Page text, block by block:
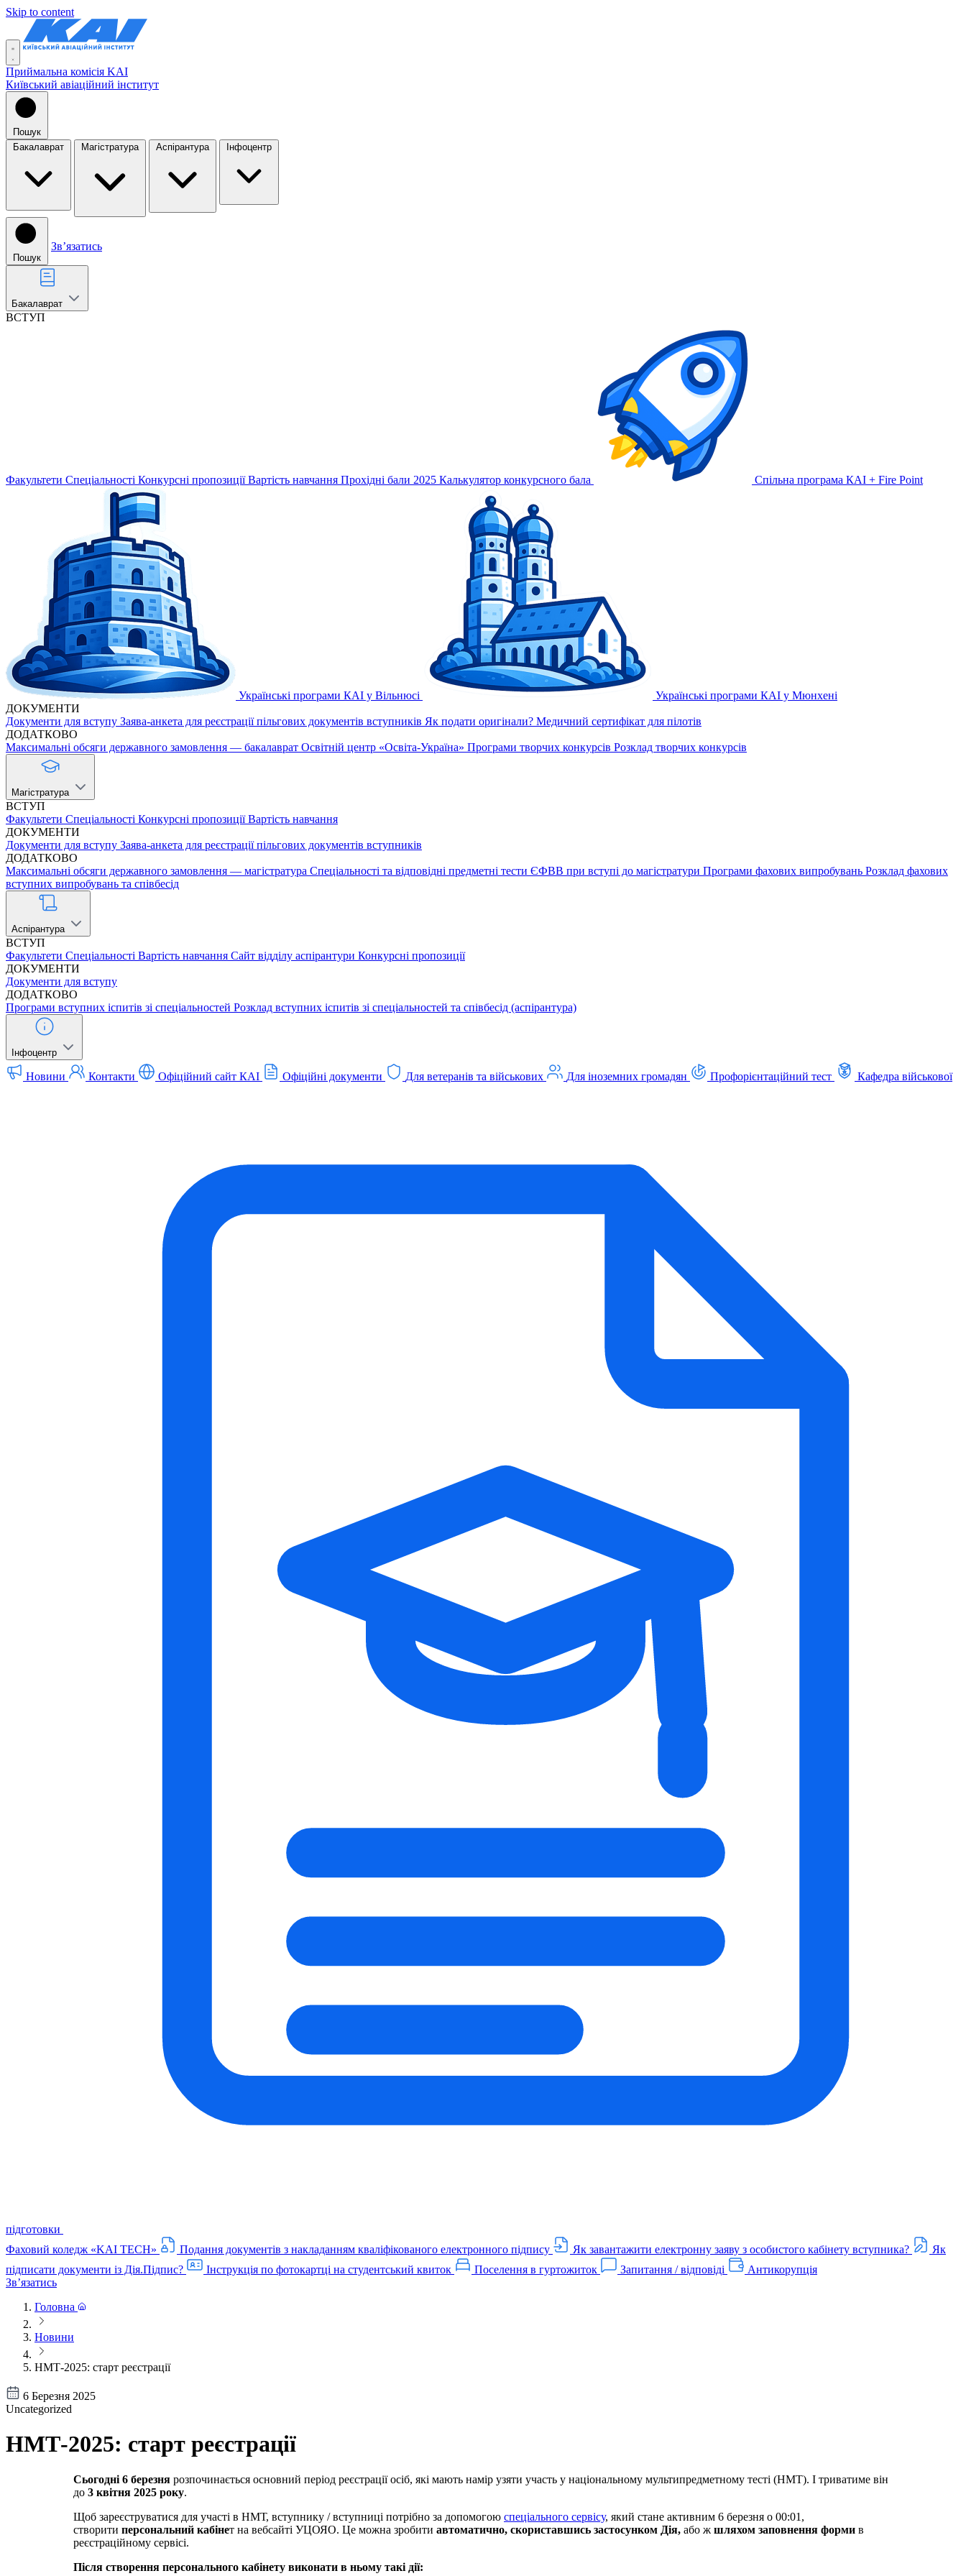
Skip to content
Приймальна комісія KAI
Київський авіаційний інститут
Пошук
Бакалаврат
Магістратура Аспірантура Інфоцентр
Пошук
Звʼязатись
Бакалаврат
ВСТУП
Факультети Спеціальності Конкурсні пропозиції Вартість навчання Прохідні бали 2025 Калькулятор конкурсного бала Спільна програма КАІ + Fire Point
Українські програми КАІ у Вільнюсі
Українські програми КАІ у Мюнхені
ДОКУМЕНТИ
Документи для вступу Заява-анкета для реєстрації пільгових документів вступників Як подати оригінали? Медичний сертифікат для пілотів
ДОДАТКОВО
Максимальні обсяги державного замовлення — бакалаврат Освітній центр «Освіта-Україна» Програми творчих конкурсів Розклад творчих конкурсів
Магістратура
ВСТУП
Факультети Спеціальності Конкурсні пропозиції Вартість навчання
ДОКУМЕНТИ
Документи для вступу Заява-анкета для реєстрації пільгових документів вступників
ДОДАТКОВО
Максимальні обсяги державного замовлення — магістратура Спеціальності та відповідні предметні тести ЄФВВ при вступі до магістратури Програми фахових випробувань Розклад фахових
вступних випробувань та співбесід
Аспірантура
ВСТУП
Факультети Спеціальності Вартість навчання Сайт відділу аспірантури Конкурсні пропозиції
ДОКУМЕНТИ
Документи для вступу
ДОДАТКОВО
Програми вступних іспитів зі спеціальностей Розклад вступних іспитів зі спеціальностей та співбесід (аспірантура)
Інфоцентр
Новини Контакти Офіційний сайт КАІ Офіційні документи Для ветеранів та військових Для іноземних громадян Профорієнтаційний тест Кафедра військової
підготовки
Фаховий коледж «KAI TECH»
Подання документів з накладанням кваліфікованого електронного підпису Як завантажити електронну заяву з особистого кабінету вступника?
Як
підписати документи із Дія.Підпис?
Інструкція по фотокартці на студентський квиток Поселення в гуртожиток Запитання / відповіді
Антикорупція
Звʼязатись
Головна
Новини
НМТ-2025: старт реєстрації
6 Березня 2025
Uncategorized
НМТ-2025: старт реєстрації
Сьогодні 6 березня розпочинається основний період реєстрації осіб, які мають намір узяти участь у національному мультипредметному тесті (НМТ). І триватиме він
до 3 квітня 2025 року.
Щоб зареєструватися для участі в НМТ, вступнику / вступниці потрібно за допомогою спеціального сервісу, який стане активним 6 березня о 00:01,
створити персональний кабінет на вебсайті УЦОЯО. Це можна зробити автоматично, скориставшись застосунком Дія, або ж шляхом заповнення форми в
реєстраційному сервісі.
Після створення персонального кабінету виконати в ньому такі дії: